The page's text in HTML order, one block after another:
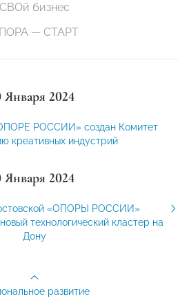
СВОй бизнес
— СТАРТ
Января 2024
РОССИИ» создан Комитет
креативных индустрий
Января 2024
«ОПОРЫ РОССИИ»
технологический кластер на
Дону
развитие